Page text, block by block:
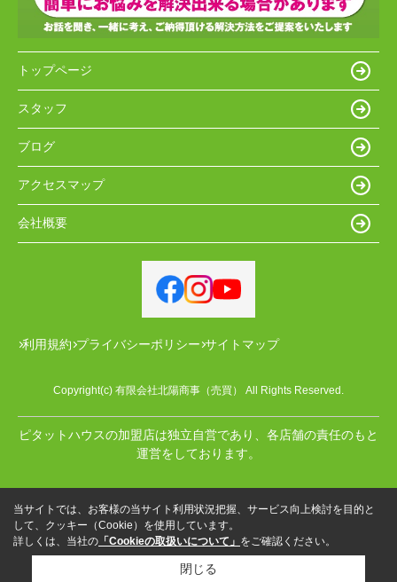
トップページ
スタッフ
ブログ
アクセスマップ
会社概要
利用規約 プライバシーポリシー サイトマップ
Copyright(c) 有限会社北陽商事（売買） All Rights Reserved.
ピタットハウスの加盟店は独立自営であり、各店舗の責任のもと
運営をしております。
当サイトでは、お客様の当サイト利用状況把握、サービス向上検討を目的と
して、クッキー（Cookie）を使用しています。
詳しくは、当社の 「Cookieの取扱いについて」 をご確認ください。
閉じる